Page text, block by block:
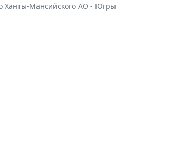
Ханты-Мансийского АО - Югры